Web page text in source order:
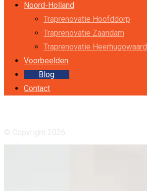
Noord-Holland
Traprenovatie Hoofddorp
Traprenovatie Zaandam
Traprenovatie Heerhugowaard
Voorbeelden
Blog
Contact